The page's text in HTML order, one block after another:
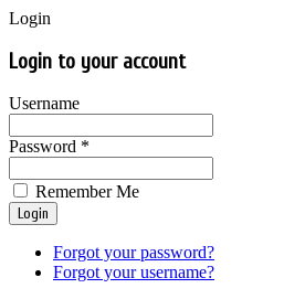
Login
Login to your account
Username
Password *
Remember Me
Login
Forgot your password?
Forgot your username?